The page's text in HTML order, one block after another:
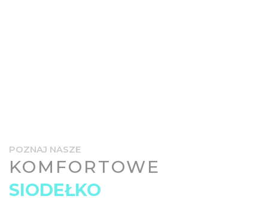
POZNAJ NASZE
KOMFORTOWE
SIODEŁKO